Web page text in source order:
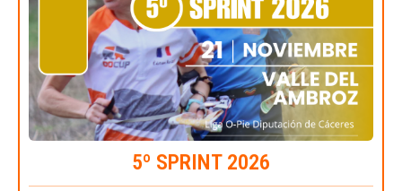
5º SPRINT 2026